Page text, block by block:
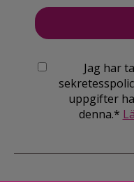
Jag har
uppgifter
denna.*